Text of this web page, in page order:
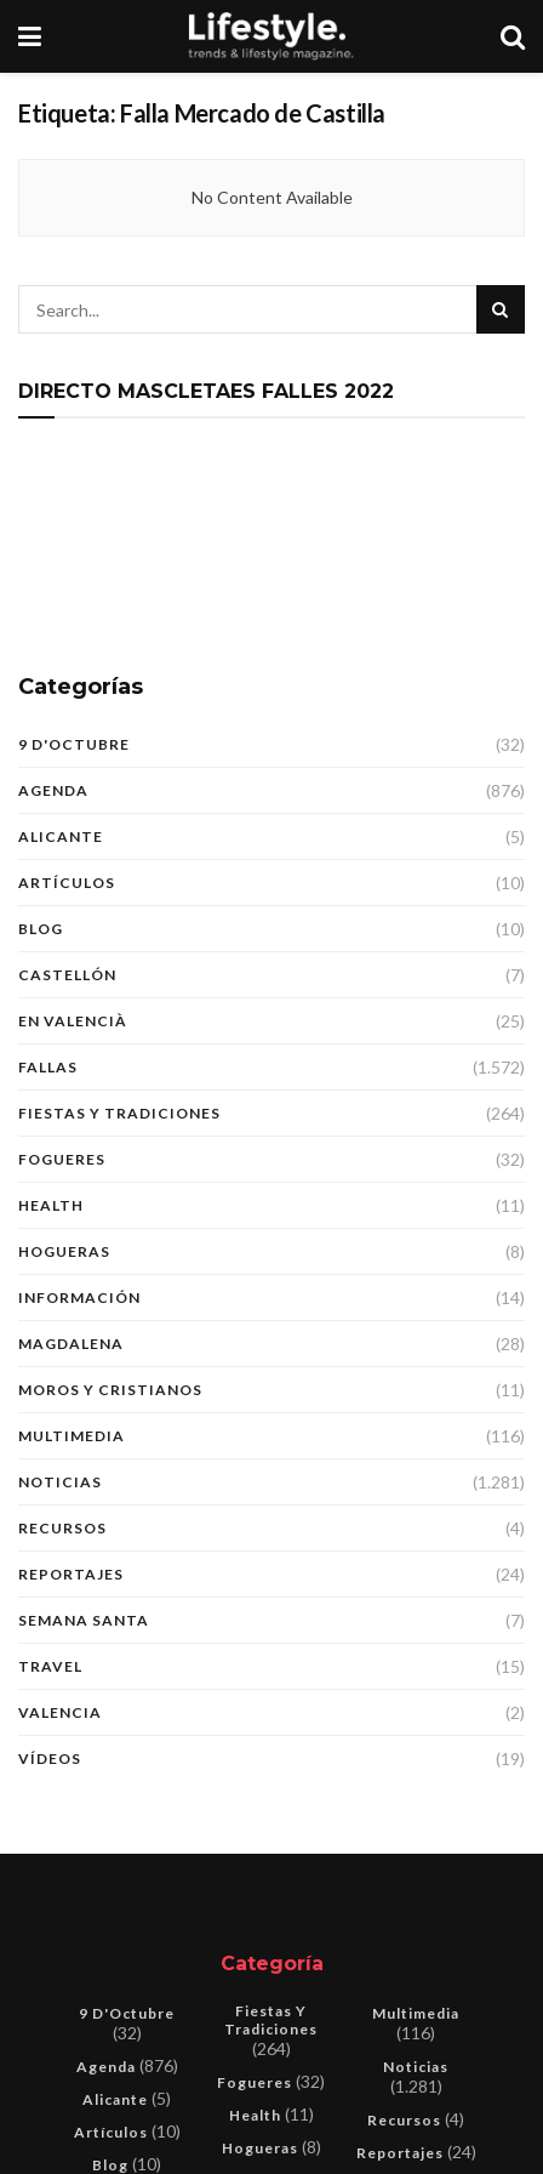
Etiqueta: Falla Mercado de Castilla
No Content Available
DIRECTO MASCLETAES FALLES 2022
Categorías
9 D'OCTUBRE (32)
AGENDA (876)
ALICANTE (5)
ARTÍCULOS (10)
BLOG (10)
CASTELLÓN (7)
EN VALENCIÀ (25)
FALLAS (1.572)
FIESTAS Y TRADICIONES (264)
FOGUERES (32)
HEALTH (11)
HOGUERAS (8)
INFORMACIÓN (14)
MAGDALENA (28)
MOROS Y CRISTIANOS (11)
MULTIMEDIA (116)
NOTICIAS (1.281)
RECURSOS (4)
REPORTAJES (24)
SEMANA SANTA (7)
TRAVEL (15)
VALENCIA (2)
VÍDEOS (19)
Categoría
9 D'Octubre
(32)
Agenda (876)
Alicante (5)
Artículos (10)
Blog (10)
Fiestas Y
Tradiciones
(264)
Fogueres (32)
Health (11)
Hogueras (8)
Multimedia
(116)
Noticias
(1.281)
Recursos (4)
Reportajes (24)